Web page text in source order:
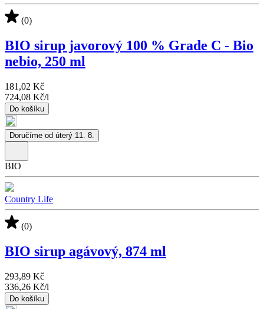
(0)
BIO sirup javorový 100 % Grade C - Bio
nebio, 250 ml
181,02 Kč
724,08 Kč/l
Do košíku
Doručíme od úterý 11. 8.
BIO
Country Life
(0)
BIO sirup agávový, 874 ml
293,89 Kč
336,26 Kč/l
Do košíku